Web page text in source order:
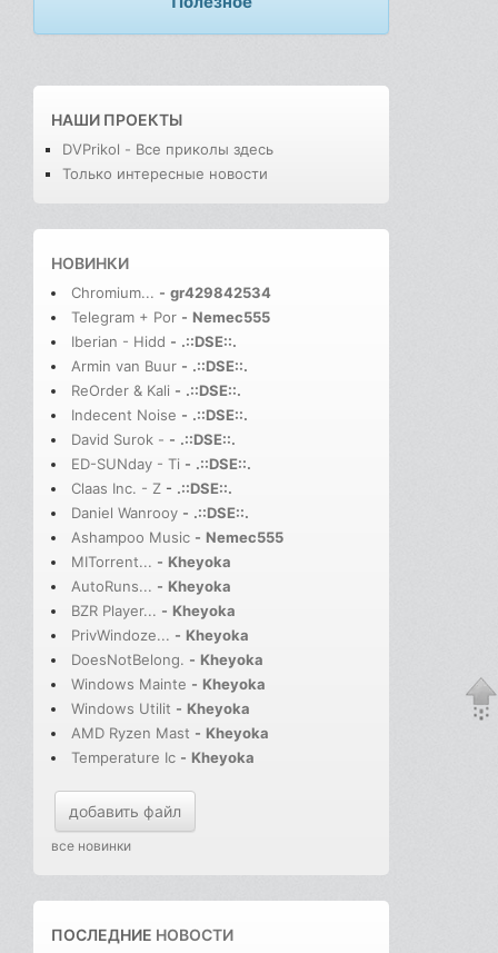
НАШИ ПРОЕКТЫ
DVPrikol - Все приколы здесь
Только интересные новости
НОВИНКИ
Chromium... - gr429842534
Telegram + Por - Nemec555
Iberian - Hidd - .::DSE::.
Armin van Buur - .::DSE::.
ReOrder & Kali - .::DSE::.
Indecent Noise - .::DSE::.
David Surok - - .::DSE::.
ED-SUNday - Ti - .::DSE::.
Claas Inc. - Z - .::DSE::.
Daniel Wanrooy - .::DSE::.
Ashampoo Music - Nemec555
MITorrent... - Kheyoka
AutoRuns... - Kheyoka
BZR Player... - Kheyoka
PrivWindoze... - Kheyoka
DoesNotBelong. - Kheyoka
Windows Mainte - Kheyoka
Windows Utilit - Kheyoka
AMD Ryzen Mast - Kheyoka
Temperature Ic - Kheyoka
добавить файл
все новинки
ПОСЛЕДНИЕ НОВОСТИ